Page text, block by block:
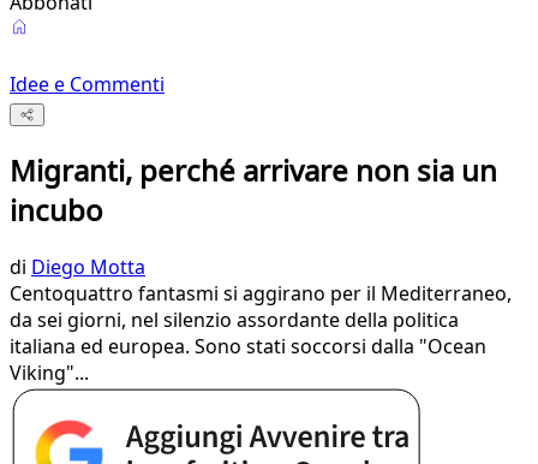
Idee e Commenti
Migranti, perché arrivare non sia un
incubo
di Diego Motta
Centoquattro fantasmi si aggirano per il Mediterraneo,
da sei giorni, nel silenzio assordante della politica
italiana ed europea. Sono stati soccorsi dalla "Ocean
Viking"...